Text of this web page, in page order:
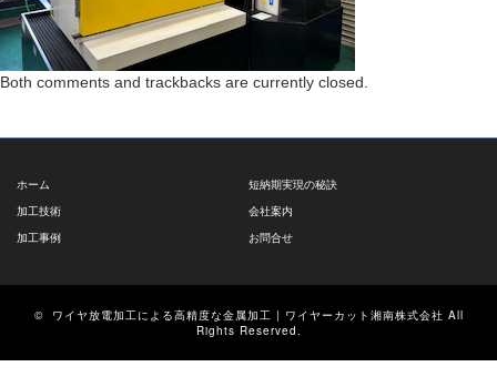
Both comments and trackbacks are currently closed.
ホーム
加工技術
加工事例
短納期実現の秘訣
会社案内
お問合せ
© ワイヤ放電加工による高精度な金属加工 | ワイヤーカット湘南株式会社 All
Rights Reserved.